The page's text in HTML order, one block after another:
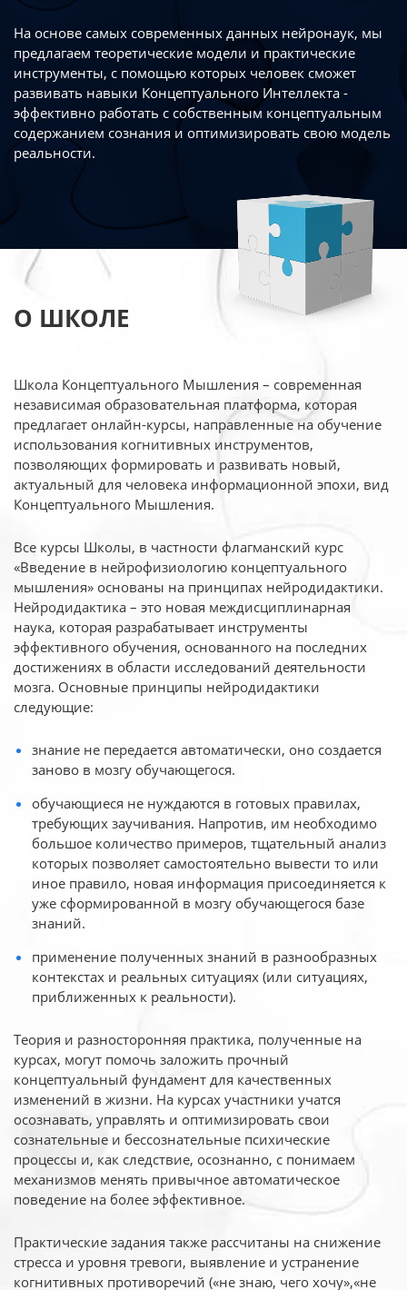
На основе самых современных данных нейронаук, мы
предлагаем теоретические модели и практические
инструменты, с помощью которых человек сможет
развивать навыки Концептуального Интеллекта -
эффективно работать с собственным концептуальным
содержанием сознания и оптимизировать свою модель
реальности.
О ШКОЛЕ
Школа Концептуального Мышления – современная
независимая образовательная платформа, которая
предлагает онлайн-курсы, направленные на обучение
использования когнитивных инструментов,
позволяющих формировать и развивать новый,
актуальный для человека информационной эпохи, вид
Концептуального Мышления.
Все курсы Школы, в частности флагманский курс
«Введение в нейрофизиологию концептуального
мышления» основаны на принципах нейродидактики.
Нейродидактика – это новая междисциплинарная
наука, которая разрабатывает инструменты
эффективного обучения, основанного на последних
достижениях в области исследований деятельности
мозга. Основные принципы нейродидактики
следующие:
знание не передается автоматически, оно создается
заново в мозгу обучающегося.
обучающиеся не нуждаются в готовых правилах,
требующих заучивания. Напротив, им необходимо
большое количество примеров, тщательный анализ
которых позволяет самостоятельно вывести то или
иное правило, новая информация присоединяется к
уже сформированной в мозгу обучающегося базе
знаний.
применение полученных знаний в разнообразных
контекстах и реальных ситуациях (или ситуациях,
приближенных к реальности).
Теория и разносторонняя практика, полученные на
курсах, могут помочь заложить прочный
концептуальный фундамент для качественных
изменений в жизни. На курсах участники учатся
осознавать, управлять и оптимизировать свои
сознательные и бессознательные психические
процессы и, как следствие, осознанно, с понимаем
механизмов менять привычное автоматическое
поведение на более эффективное.
Практические задания также рассчитаны на снижение
стресса и уровня тревоги, выявление и устранение
когнитивных противоречий («не знаю, чего хочу»,«не